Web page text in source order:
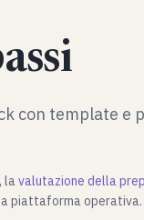
con template e
lavalutazione della
piattaforma operativa.